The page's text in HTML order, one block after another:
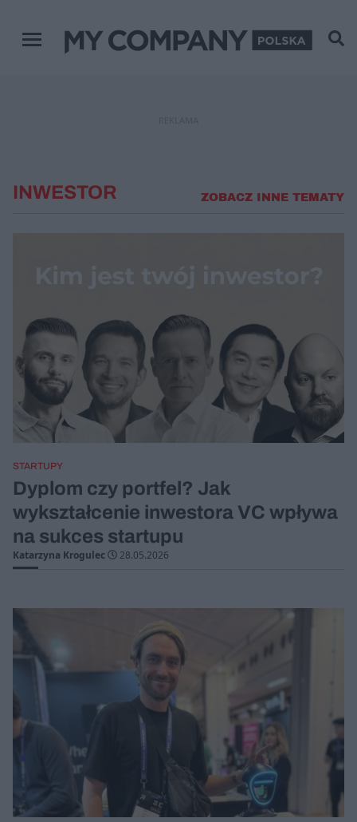
Menu główne
INWESTOR ZOBACZ INNE TEMATY
STARTUPY
Dyplom czy portfel? Jak
wykształcenie inwestora VC wpływa
na sukces startupu
Katarzyna Krogulec 28.05.2026